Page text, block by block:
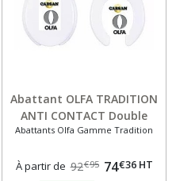
Abattant OLFA TRADITION
ANTI CONTACT Double
BLANC
Abattants Olfa Gamme Tradition
À partir de 92€95 74€36 HT